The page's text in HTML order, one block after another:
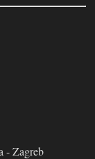
- Zagreb